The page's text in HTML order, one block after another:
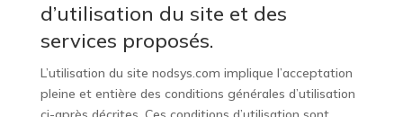
d’utilisation du site et des
services proposés.
L’utilisation du site nodsys.com implique l’acceptation
pleine et entière des conditions générales d’utilisation